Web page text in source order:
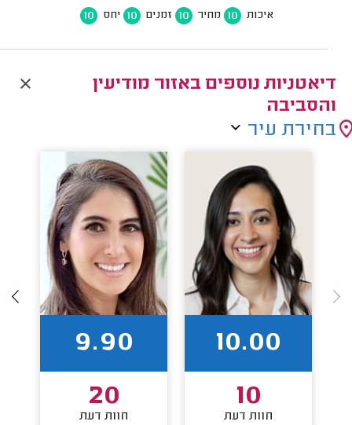
איכות 10 מחיר 10 זמנים 10 יחס 10
דיאטניות נוספים באזור מודיעין
והסביבה
בחירת עיר
10.00
10
חוות דעת
9.90
20
חוות דעת